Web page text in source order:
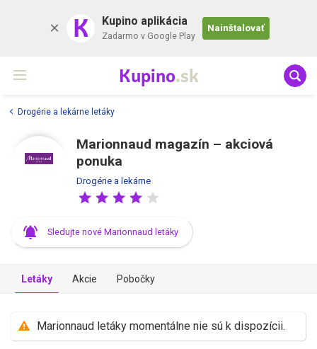
K Kupino aplikácia
Zadarmo v Google Play
Nainštalovať
Kupino.sk
Drogérie a lekárne letáky
Marionnaud magazín – akciová
ponuka
Drogérie a lekárne
Sledujte nové Marionnaud letáky
Letáky Akcie Pobočky
Marionnaud letáky momentálne nie sú k dispozícii.